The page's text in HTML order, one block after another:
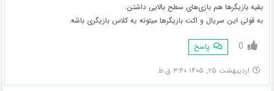
بقیه بازیگرها هم بازی‌های سطح بالایی داشتن.
به قولی این سریال و اکت بازیگرها میتونه یه کلاس بازیگری باشه.
0 پاسخ
اردیبهشت ۲۵, ۱۴۰۵ ۳:۴۰ ق.ظ